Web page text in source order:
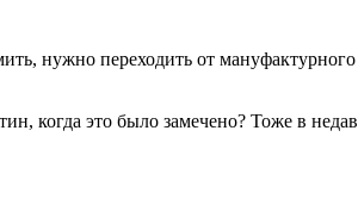
нужно переходить от
когда это было замечено? Тоже в